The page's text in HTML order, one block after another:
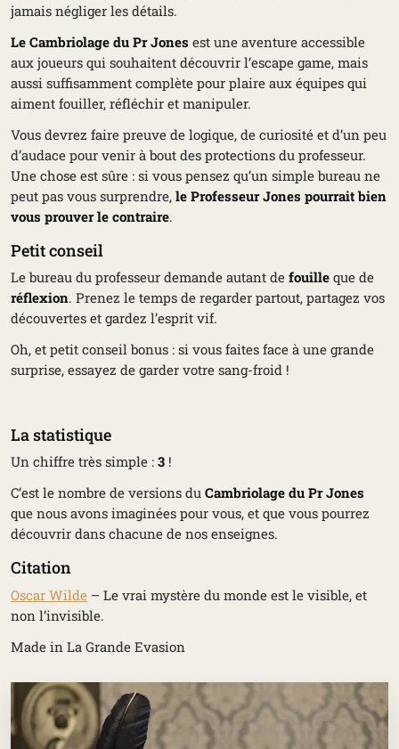
jamais négliger les détails.
Le Cambriolage du Pr Jones est une aventure accessible
aux joueurs qui souhaitent découvrir l’escape game, mais
aussi suffisamment complète pour plaire aux équipes qui
aiment fouiller, réfléchir et manipuler.
Vous devrez faire preuve de logique, de curiosité et d’un peu
d’audace pour venir à bout des protections du professeur.
Une chose est sûre : si vous pensez qu’un simple bureau ne
peut pas vous surprendre, le Professeur Jones pourrait bien
vous prouver le contraire.
Petit conseil
Le bureau du professeur demande autant de fouille que de
réflexion. Prenez le temps de regarder partout, partagez vos
découvertes et gardez l’esprit vif.
Oh, et petit conseil bonus : si vous faites face à une grande
surprise, essayez de garder votre sang-froid !
La statistique
Un chiffre très simple : 3 !
C’est le nombre de versions du Cambriolage du Pr Jones
que nous avons imaginées pour vous, et que vous pourrez
découvrir dans chacune de nos enseignes.
Citation
Oscar Wilde – Le vrai mystère du monde est le visible, et
non l’invisible.
Made in La Grande Evasion